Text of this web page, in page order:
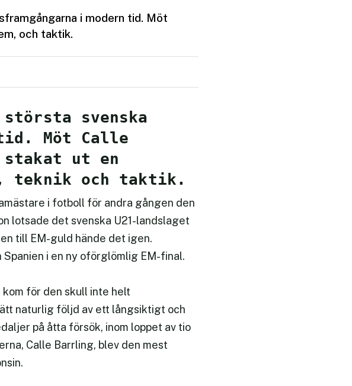
i modern tid. Möt
och taktik.
svenska
Möt Calle
stakat ut en
teknik och taktik.
i fotboll för andra gången den
lotsade det svenska U21-landslaget
till EM-guld hände det igen.
i en ny oförglömlig EM-final.
för den skull inte helt
naturlig följd av ett långsiktigt och
på åtta försök, inom loppet av tio
Calle Barrling, blev den mest